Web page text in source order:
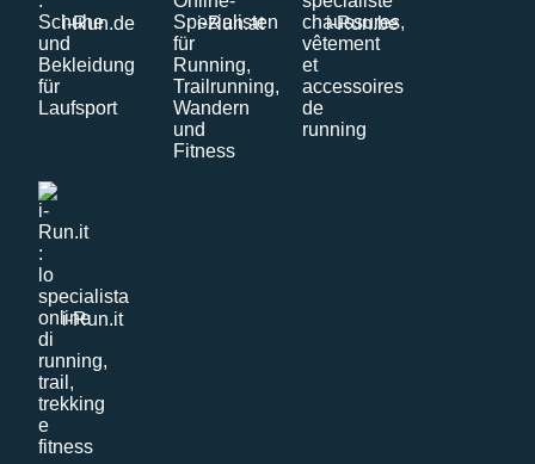
i-Run.de i-Run.at i-Run.be
i-Run.it